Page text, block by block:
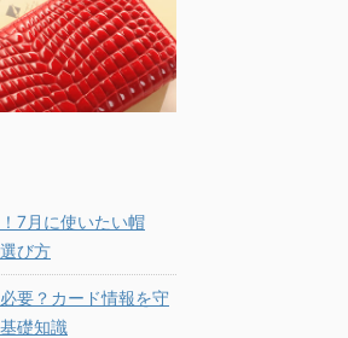
7月に使いたい帽
び方
要？カード情報を守
礎知識